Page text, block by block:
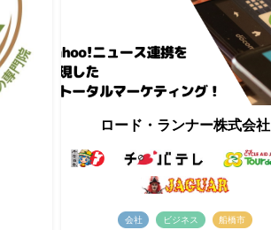
ロード・ランナー株式会社
会社 ビジネス 船橋市